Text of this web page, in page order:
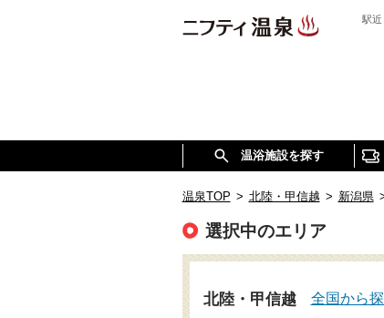
駅近
温浴施設を探す
温泉TOP > 北陸・甲信越 > 新潟県
選択中のエリア
北陸・甲信越 全国から